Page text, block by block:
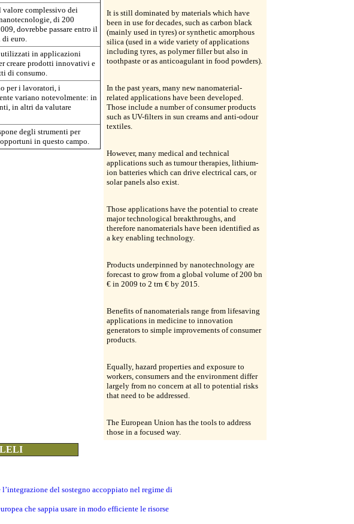
complessivo dei
di 200
dovrebbe passare entro il
di euro.
utilizzati in applicazioni
creare prodotti innovativi e
di consumo.
per i lavoratori, i
variano notevolmente: in
in altri da valutare
degli strumenti per
in questo campo.
It is still dominated by materials which have
been in use for decades, such as carbon black
(mainly used in tyres) or synthetic amorphous
silica (used in a wide variety of applications
including tyres, as polymer filler but also in
toothpaste or as anticoagulant in food powders).
In the past years, many new nanomaterial-
related applications have been developed.
Those include a number of consumer products
such as UV-filters in sun creams and anti-odour
textiles.
However, many medical and technical
applications such as tumour therapies, lithium-
ion batteries which can drive electrical cars, or
solar panels also exist.
Those applications have the potential to create
major technological breakthroughs, and
therefore nanomaterials have been identified as
a key enabling technology.
Products underpinned by nanotechnology are
forecast to grow from a global volume of 200 bn
€ in 2009 to 2 trn € by 2015.
Benefits of nanomaterials range from lifesaving
applications in medicine to innovation
generators to simple improvements of consumer
products.
Equally, hazard properties and exposure to
workers, consumers and the environment differ
largely from no concern at all to potential risks
that need to be addressed.
The European Union has the tools to address
those in a focused way.
del sostegno accoppiato nel regime di
che sappia usare in modo efficiente le risorse